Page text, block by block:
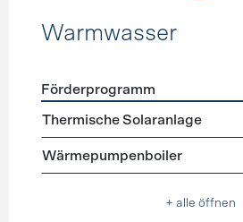
Warmwasser
Förderprogramme Warmwasser
Förderprogramm
Thermische Solaranlage
Wärmepumpenboiler
+ alle öffnen